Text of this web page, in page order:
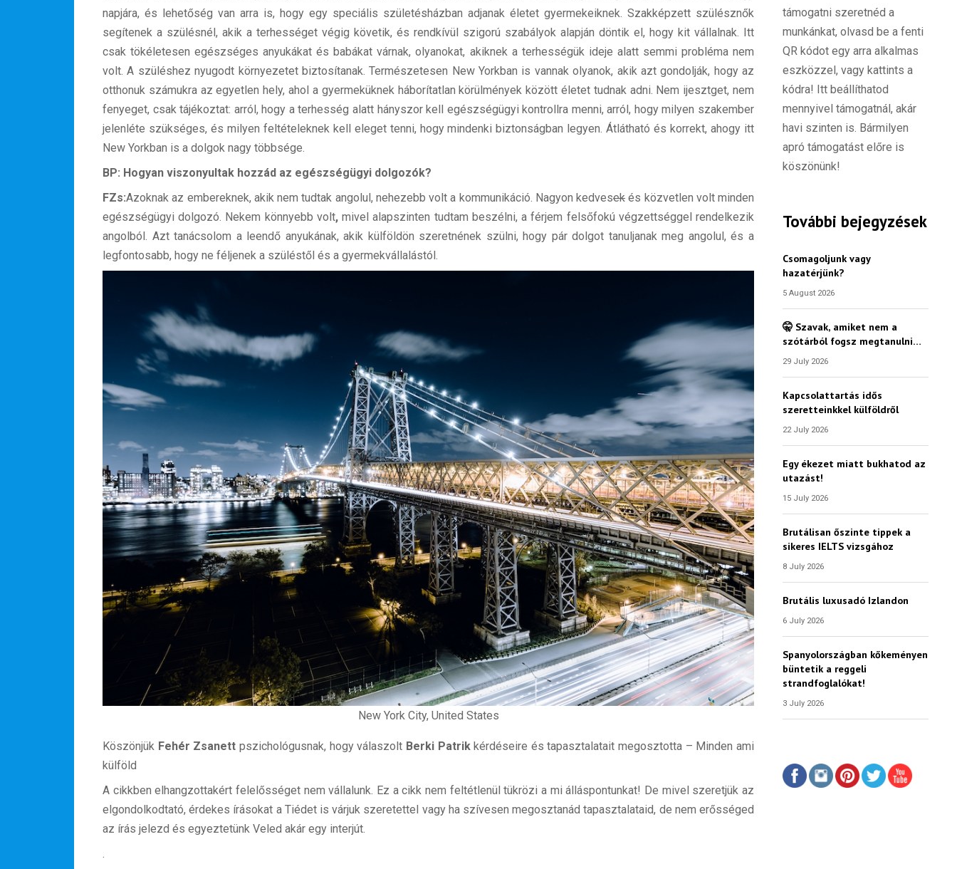
napjára, és lehetőség van arra is, hogy egy speciális születésházban adjanak életet gyermekeiknek. Szakképzett szülésznők
segítenek a szülésnél, akik a terhességet végig követik, és rendkívül szigorú szabályok alapján döntik el, hogy kit vállalnak. Itt
csak tökéletesen egészséges anyukákat és babákat várnak, olyanokat, akiknek a terhességük ideje alatt semmi probléma nem
volt. A szüléshez nyugodt környezetet biztosítanak. Természetesen New Yorkban is vannak olyanok, akik azt gondolják, hogy az
otthonuk számukra az egyetlen hely, ahol a gyermeküknek háborítatlan körülmények között életet tudnak adni. Nem ijesztget, nem
fenyeget, csak tájékoztat: arról, hogy a terhesség alatt hányszor kell egészségügyi kontrollra menni, arról, hogy milyen szakember
jelenléte szükséges, és milyen feltételeknek kell eleget tenni, hogy mindenki biztonságban legyen. Átlátható és korrekt, ahogy itt
New Yorkban is a dolgok nagy többsége.
BP: Hogyan viszonyultak hozzád az egészségügyi dolgozók?
FZs:Azoknak az embereknek, akik nem tudtak angolul, nehezebb volt a kommunikáció. Nagyon kedvesek és közvetlen volt minden
egészségügyi dolgozó. Nekem könnyebb volt,mivel alapszinten tudtam beszélni, a férjem felsőfokú végzettséggel rendelkezik
angolból. Azt tanácsolom a leendő anyukának, akik külföldön szeretnének szülni, hogy pár dolgot tanuljanak meg angolul, és a
legfontosabb, hogy ne féljenek a szüléstől és a gyermekvállalástól.
New York City, United States
Köszönjük Fehér Zsanett pszichológusnak, hogy válaszolt Berki Patrikkérdéseire és tapasztalatait megosztotta – Minden ami
külföld
A cikkben elhangzottakért felelősséget nem vállalunk. Ez a cikk nem feltétlenül tükrözi a mi álláspontunkat! De mivel szeretjük az
elgondolkodtató, érdekes írásokat a Tiédet is várjuk szeretettel vagy ha szívesen megosztanád tapasztalataid, de nem erősséged
az írás jelezd és egyeztetünk Veled akár egy interjút.
támogatni szeretnéd a
munkánkat, olvasd be a fenti
QR kódot egy arra alkalmas
eszközzel, vagy kattints a
kódra! Itt beállíthatod
mennyivel támogatnál, akár
havi szinten is. Bármilyen
apró támogatást előre is
köszönünk!
További bejegyzések
Csomagoljunk vagy
hazatérjünk?
5 August 2026
🤫 Szavak, amiket nem a
szótárból fogsz megtanulni…
29 July 2026
Kapcsolattartás idős
szeretteinkkel külföldről
22 July 2026
Egy ékezet miatt bukhatod az
utazást!
15 July 2026
Brutálisan őszinte tippek a
sikeres IELTS vizsgához
8 July 2026
Brutális luxusadó Izlandon
6 July 2026
Spanyolországban kőkeményen
büntetik a reggeli
strandfoglalókat!
3 July 2026